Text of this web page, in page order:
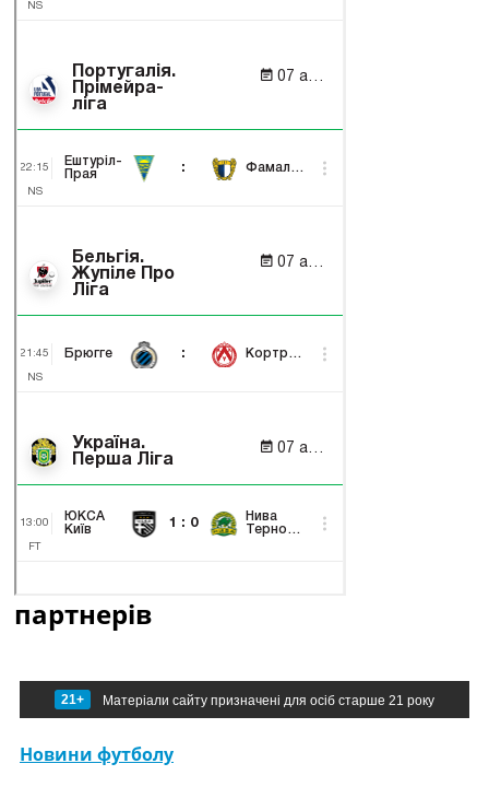
партнерів
21+ Матеріали сайту призначені для осіб старше 21 року
Новини футболу